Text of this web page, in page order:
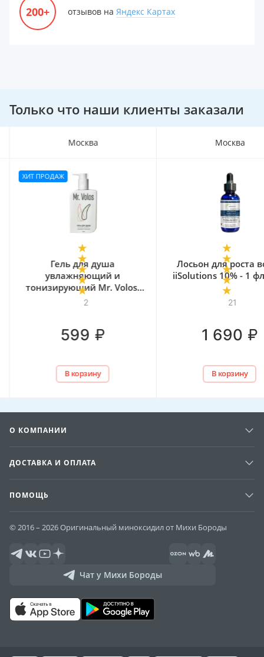
200+ отзывов на Яндекс Картах
Только что наши клиенты заказали
Москва
ХИТ ПРОДАЖ
2
Гель для душа
увлажняющий и
тонизирующий Mr. Volos,
250 мл
599 ₽
В корзину
Москва
21
Лосьон для роста
iiSolutions 10% - 1
1 690 ₽
В корзину
О КОМПАНИИ
ДОСТАВКА И ОПЛАТА
ПОМОЩЬ
© 2016 – 2026 Оригинальный миноксидил от Михи Бороды
Чат у Михи Бороды